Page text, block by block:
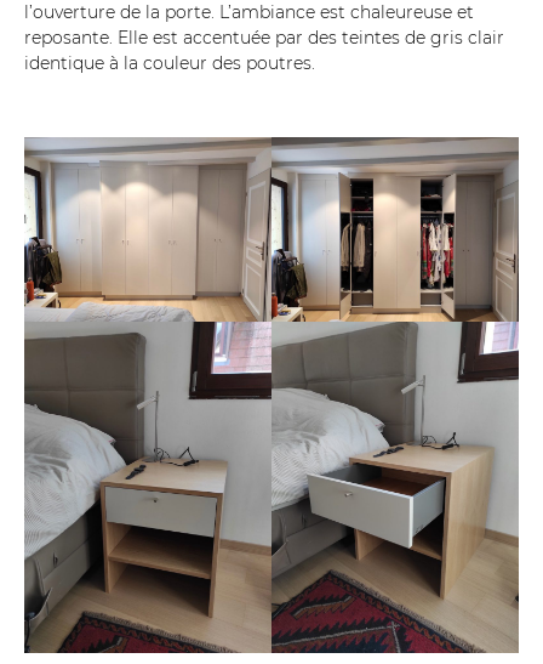
l’ouverture de la porte. L’ambiance est chaleureuse et
reposante. Elle est accentuée par des teintes de gris clair
identique à la couleur des poutres.